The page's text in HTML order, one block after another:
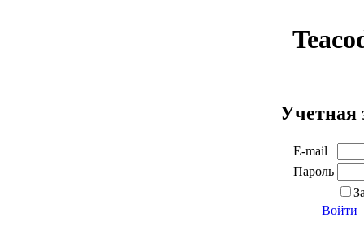
Учетная
E-mail
Пароль
Войти